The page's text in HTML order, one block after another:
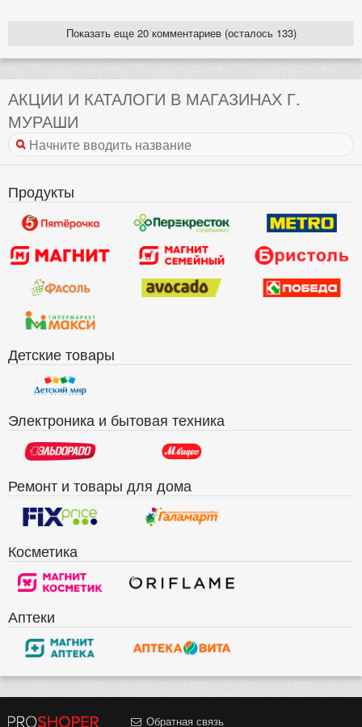
Показать еще 20 комментариев (осталось 133)
АКЦИИ И КАТАЛОГИ В МАГАЗИНАХ Г.
МУРАШИ
Продукты
Детские товары
Электроника и бытовая техника
Ремонт и товары для дома
Косметика
Аптеки
Обратная связь